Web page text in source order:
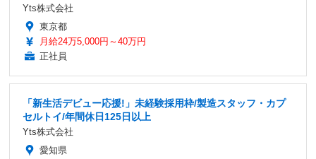
Yts株式会社
東京都
月給24万5,000円～40万円
正社員
「新生活デビュー応援!」未経験採用枠/製造スタッフ・カプ
セルトイ/年間休日125日以上
Yts株式会社
愛知県